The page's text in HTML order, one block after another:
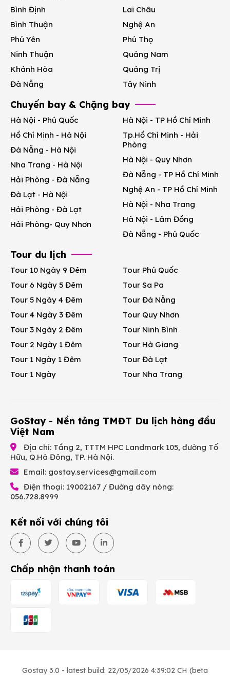
Bình Định
Bình Thuận
Phú Yên
Ninh Thuận
Khánh Hòa
Đà Nẵng
Lai Châu
Nghệ An
Phú Thọ
Quảng Nam
Quảng Trị
Tây Ninh
Chuyến bay & Chặng bay
Hà Nội - Phú Quốc
Hồ Chí Minh - Hà Nội
Đà Nẵng - Hà Nội
Nha Trang - Hà Nội
Hải Phòng - Đà Nẵng
Đà Lạt - Hà Nội
Hải Phòng - Đà Lạt
Hải Phòng- Quy Nhơn
Hà Nội - TP Hồ Chí Minh
Tp.Hồ Chí Minh - Hải
Phòng
Hà Nội - Quy Nhơn
Đà Nẵng - TP Hồ Chí Minh
Nghệ An - TP Hồ Chí Minh
Hà Nội - Nha Trang
Hà Nội - Lâm Đồng
Đà Nẵng - Phú Quốc
Tour du lịch
Tour 10 Ngày 9 Đêm
Tour 6 Ngày 5 Đêm
Tour 5 Ngày 4 Đêm
Tour 4 Ngày 3 Đêm
Tour 3 Ngày 2 Đêm
Tour 2 Ngày 1 Đêm
Tour 1 Ngày 1 Đêm
Tour 1 Ngày
Tour Phú Quốc
Tour Sa Pa
Tour Đà Nẵng
Tour Quy Nhơn
Tour Ninh Bình
Tour Hà Giang
Tour Đà Lạt
Tour Nha Trang
GoStay - Nền tảng TMĐT Du lịch hàng đầu
Việt Nam
Địa chỉ: Tầng 2, TTTM HPC Landmark 105, đường Tố
Hữu, Q.Hà Đông, TP. Hà Nội.
Email: gostay.services@gmail.com
Điện thoại: 19002167 / Đường dây nóng:
056.728.8999
Kết nối với chúng tôi
Chấp nhận thanh toán
Gostay 3.0 - latest build: 22/05/2026 4:39:02 CH (beta